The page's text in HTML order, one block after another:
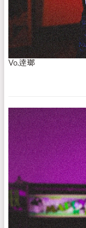
Vo.逹瑯